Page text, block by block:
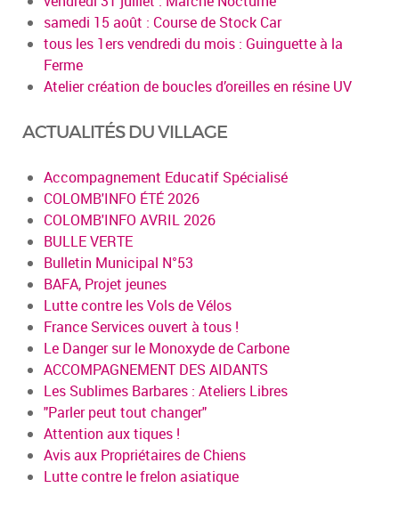
samedi 15 août : Course de Stock Car
tous les 1ers vendredi du mois : Guinguette à la
Ferme
Atelier création de boucles d’oreilles en résine UV
ACTUALITÉS DU VILLAGE
Accompagnement Educatif Spécialisé
COLOMB'INFO ÉTÉ 2026
COLOMB'INFO AVRIL 2026
BULLE VERTE
Bulletin Municipal N°53
BAFA, Projet jeunes
Lutte contre les Vols de Vélos
France Services ouvert à tous !
Le Danger sur le Monoxyde de Carbone
ACCOMPAGNEMENT DES AIDANTS
Les Sublimes Barbares : Ateliers Libres
"Parler peut tout changer"
Attention aux tiques !
Avis aux Propriétaires de Chiens
Lutte contre le frelon asiatique